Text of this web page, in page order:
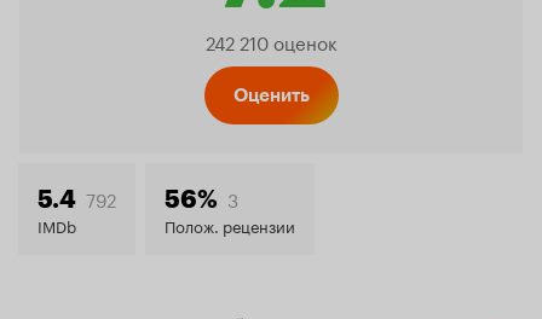
Рейтинг
7.2
242 210 оценок
Оценить
5.4 792
IMDb
56% 3
Полож. рецензии